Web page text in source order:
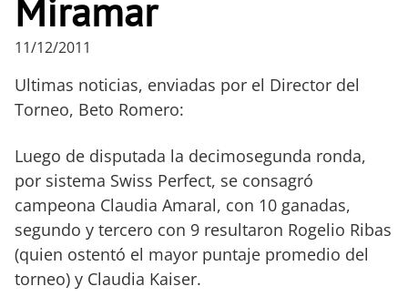
Miramar
11/12/2011
Ultimas noticias, enviadas por el Director del
Torneo, Beto Romero:
Luego de disputada la decimosegunda ronda,
por sistema Swiss Perfect, se consagró
campeona Claudia Amaral, con 10 ganadas,
segundo y tercero con 9 resultaron Rogelio Ribas
(quien ostentó el mayor puntaje promedio del
torneo) y Claudia Kaiser.